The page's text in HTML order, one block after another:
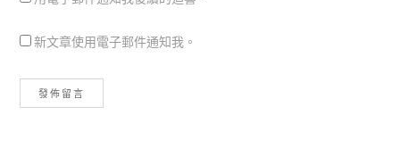
新文章使用電子郵件通知我。